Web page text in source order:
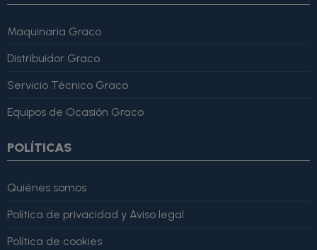
Maquinaria Graco
Distribuidor Graco
Servicio Técnico Graco
Equipos de Ocasión Graco
POLÍTICAS
Quiénes somos
Política de privacidad y Aviso legal
Política de cookies